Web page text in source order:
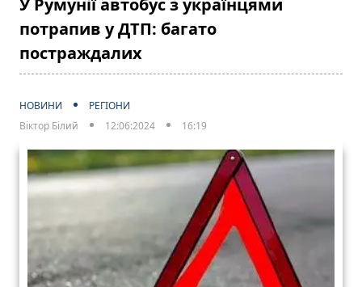
потрапив у ДТП: багато
постраждалих
НОВИНИ
РЕГІОНИ
Віктор Білий
12:06:2024 16:19